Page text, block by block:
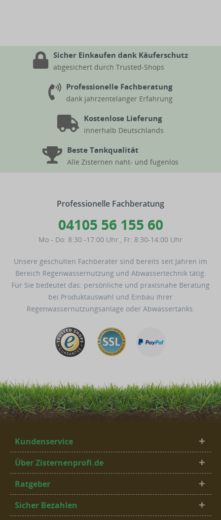
Sicher Einkaufen dank Käuferschutz
abgesichert durch Trusted-Shops
Professionelle Fachberatung
dank jahrzentelanger Erfahrung
Kostenlose Lieferung
innerhalb Deutschlands
Beste Tankqualität
Alle Zisternen naht- und fugenlos
Professionelle Fachberatung
04105 56 155 60
Mo - Do: 8:30 -17:00 Uhr Fr: 8:30-14:00 Uhr
Unsere geschulten Fachberater sind bereits seit Jahren im
Bereich Regenwassernutzung und Abwassertechnik tätig.
Für Sie bedeutet das: persönliche und praxisnahe Beratung
bei Produktauswahl und Einbau Ihrer
Regenwassernutzungsanlage oder Abwassertanks.
Kundenservice
Über Zisternenprofi.de
Ratgeber
Sicher Bezahlen